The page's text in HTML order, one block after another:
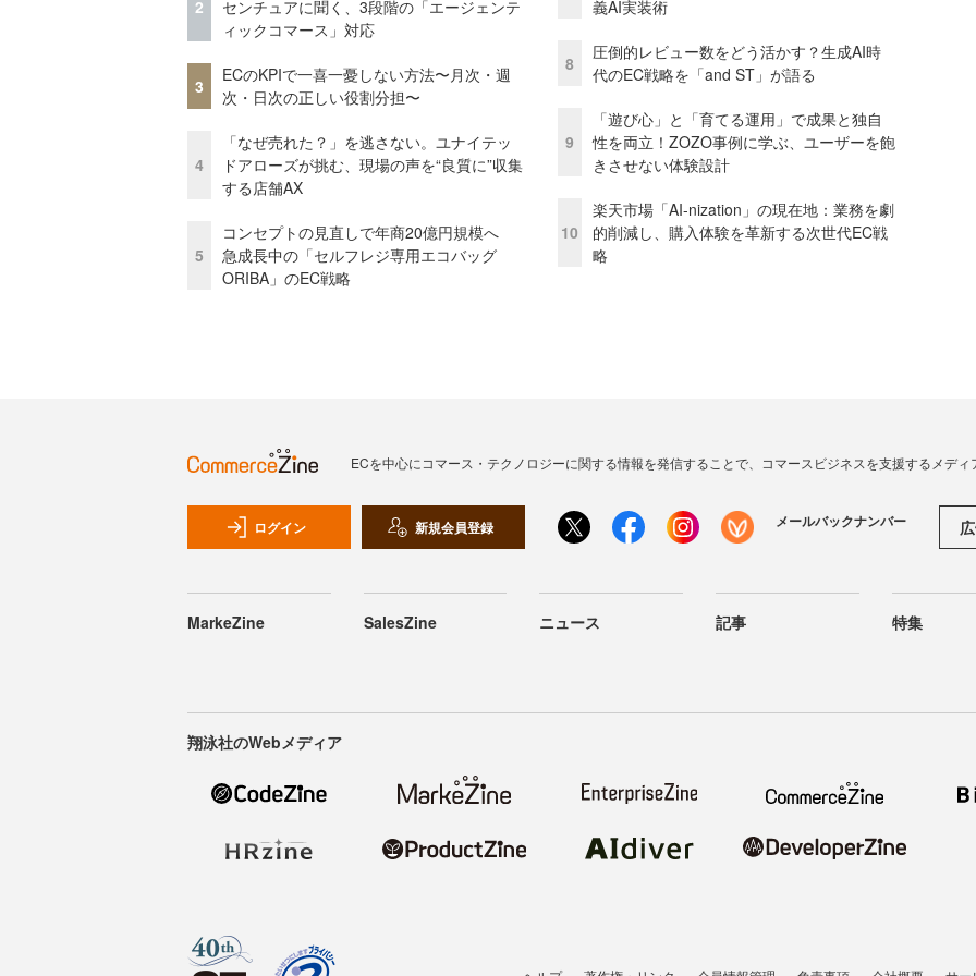
2
センチュアに聞く、3段階の「エージェンテ
ィックコマース」対応
3
ECのKPIで一喜一憂しない方法〜月次・週
次・日次の正しい役割分担〜
4
「なぜ売れた？」を逃さない。ユナイテッ
ドアローズが挑む、現場の声を“良質に”収集
する店舗AX
5
コンセプトの見直しで年商20億円規模へ
急成長中の「セルフレジ専用エコバッグ
ORIBA」のEC戦略
義AI実装術
8
圧倒的レビュー数をどう活かす？生成AI時
代のEC戦略を「and ST」が語る
9
「遊び心」と「育てる運用」で成果と独自
性を両立！ZOZO事例に学ぶ、ユーザーを飽
きさせない体験設計
10
楽天市場「AI-nization」の現在地：業務を劇
的削減し、購入体験を革新する次世代EC戦
略
ECを中心にコマース・テクノロジーに関する情報を発信することで、コマースビジネスを支援するメディ
ログイン 新規会員登録 メールバックナンバー
MarkeZine SalesZine ニュース 記事 特集
翔泳社のWebメディア